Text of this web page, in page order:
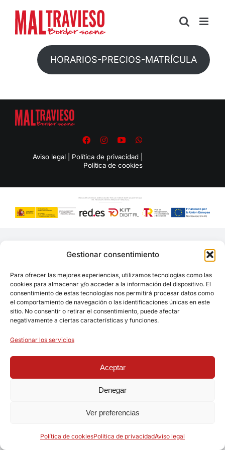
Gestionar consentimiento
Para ofrecer las mejores experiencias, utilizamos tecnologías como las
cookies para almacenar y/o acceder a la información del dispositivo. El
consentimiento de estas tecnologías nos permitirá procesar datos como
el comportamiento de navegación o las identificaciones únicas en este
sitio. No consentir o retirar el consentimiento, puede afectar
negativamente a ciertas características y funciones.
Gestionar los servicios
Aceptar
Denegar
Ver preferencias
Política de cookiesPolitica de privacidadAviso legal
content
HORARIOS-PRECIOS-MATRÍCULA
Aviso legal| Política de privacidad|
Política de cookies